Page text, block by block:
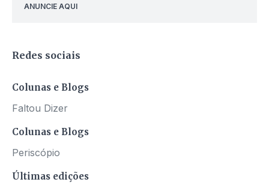
ANUNCIE AQUI
Redes sociais
Colunas e Blogs
Faltou Dizer
Colunas e Blogs
Periscópio
Últimas edições